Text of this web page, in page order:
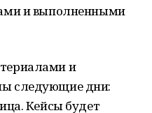
и выполненными
и
следующие дни:
Кейсы будет